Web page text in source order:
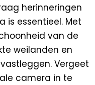
herinneringen
is essentieel. Met
van de
weilanden en
Vergeet
camera in te